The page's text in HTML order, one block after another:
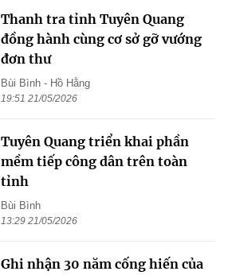
Thanh tra tỉnh Tuyên Quang
đồng hành cùng cơ sở gỡ vướng
đơn thư
Bùi Bình - Hồ Hằng
19:51 21/05/2026
Tuyên Quang triển khai phần
mềm tiếp công dân trên toàn
tỉnh
Bùi Bình
13:29 21/05/2026
Ghi nhận 30 năm cống hiến của